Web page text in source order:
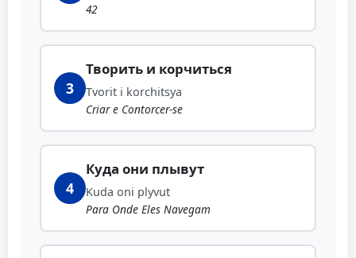
42
3
Творить и корчиться
Tvorit i korchitsya
Criar e Contorcer-se
4
Куда они плывут
Kuda oni plyvut
Para Onde Eles Navegam